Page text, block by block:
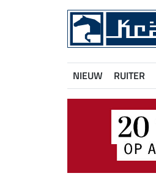
NIEUW RUITER